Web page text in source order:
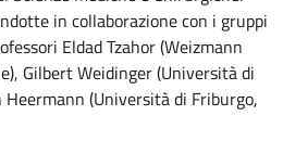
in collaborazione con i gruppi
Eldad Tzahor (Weizmann
Gilbert Weidinger (Università di
Heermann (Università di Friburgo,